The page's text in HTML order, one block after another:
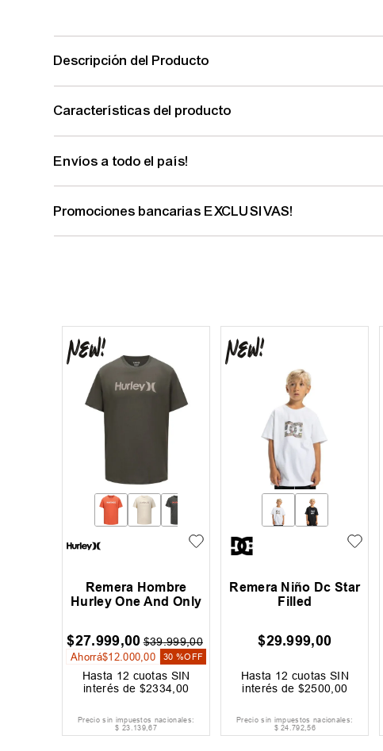
Descripción del Producto
Características del producto
Envíos a todo el país!
Promociones bancarias EXCLUSIVAS!
Remera Hombre
Hurley One And Only
$27.999,00 $39.999,00
Ahorrá$12.000 ,00 30 %OFF
Hasta 12 cuotas SIN
interés de $2334 00
Precio sin impuestos nacionales:
$ 23.139,67
Remera Niño Dc Star
Filled
$29.999,00
Hasta 12 cuotas SIN
interés de $2500 00
Precio sin impuestos nacionales:
$ 24.792,56